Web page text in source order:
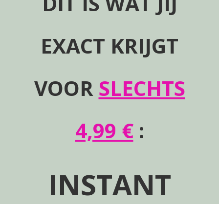
EXACT KRIJGT
VOOR SLECHTS
4,99 €:
INSTANT